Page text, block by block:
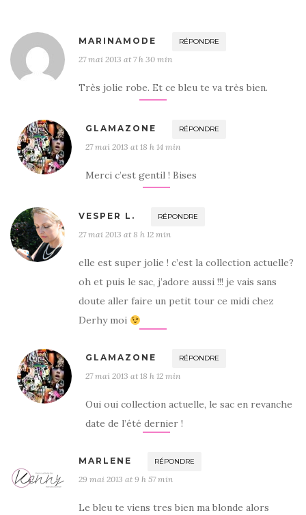
MARINAMODE RÉPONDRE
27 mai 2013 at 7 h 30 min
Très jolie robe. Et ce bleu te va très bien.
GLAMAZONE RÉPONDRE
27 mai 2013 at 18 h 14 min
Merci c’est gentil ! Bises
VESPER L. RÉPONDRE
27 mai 2013 at 8 h 12 min
elle est super jolie ! c’est la collection actuelle?
oh et puis le sac, j’adore aussi !!! je vais sans
doute aller faire un petit tour ce midi chez
Derhy moi
GLAMAZONE RÉPONDRE
27 mai 2013 at 18 h 12 min
Oui oui collection actuelle, le sac en revanche
date de l’été dernier !
MARLENE RÉPONDRE
29 mai 2013 at 9 h 57 min
Le bleu te viens tres bien ma blonde alors